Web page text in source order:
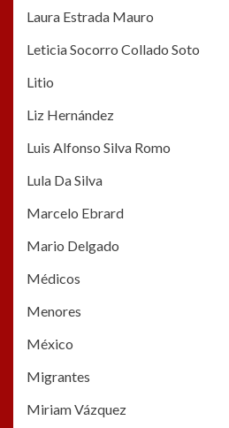
Laura Estrada Mauro
Leticia Socorro Collado Soto
Litio
Liz Hernández
Luis Alfonso Silva Romo
Lula Da Silva
Marcelo Ebrard
Mario Delgado
Médicos
Menores
México
Migrantes
Miriam Vázquez